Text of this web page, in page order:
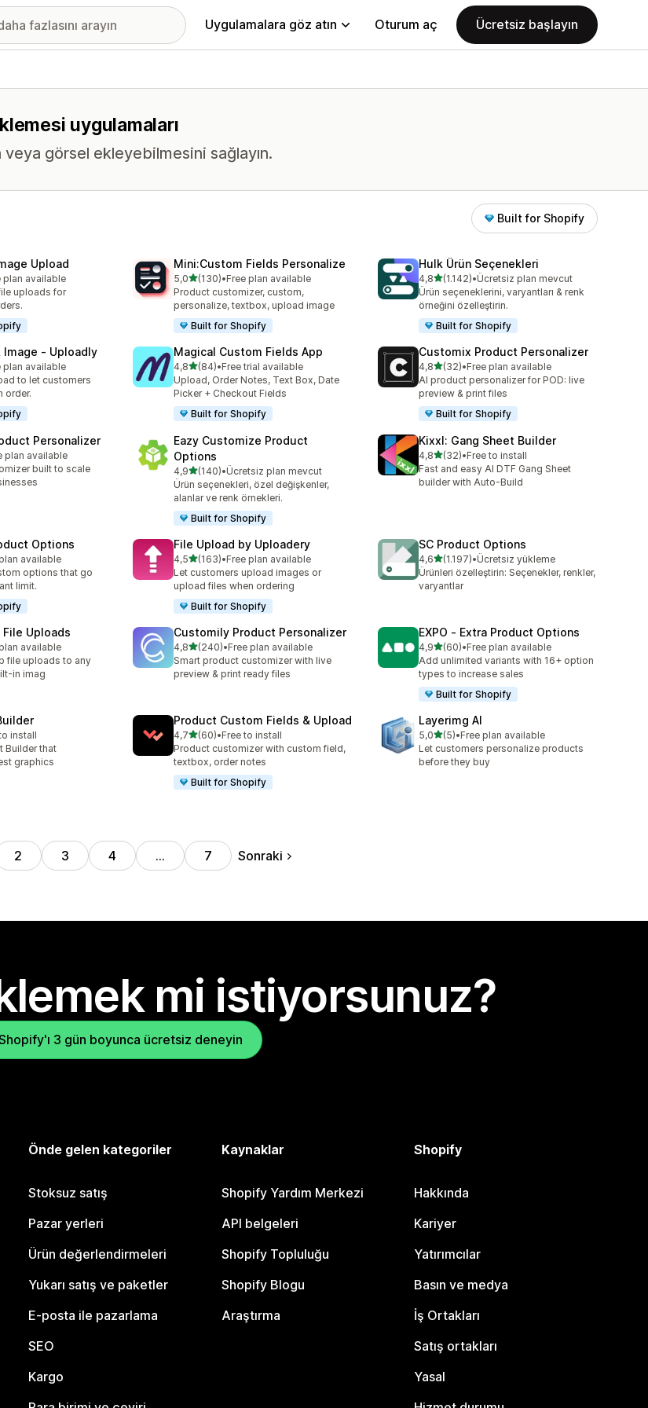
Uygulamalara göz atın Oturum aç Ücretsiz başlayın
uygulamaları
görsel ekleyebilmesini sağlayın.
Built for Shopify
Upload
plan available
uploads for
Mini:Custom Fields Personalize
5,05 yıldız üzerinden
(130)
toplam 130 değerlendirme
•Free plan available
Product customizer, custom,
personalize, textbox, upload image
Built for Shopify
Hulk Ürün Seçenekleri
4,85 yıldız üzerinden
(1.142)
toplam 1142 değerlendirme
•Ücretsiz plan mevcut
Ürün seçeneklerini, varyantları & renk
örneğini özelleştirin.
Built for Shopify
Image ‑ Uploadly
plan available
to let customers
order.
Magical Custom Fields App
4,85 yıldız üzerinden
(84)
toplam 84 değerlendirme
•Free trial available
Upload, Order Notes, Text Box, Date
Picker + Checkout Fields
Built for Shopify
Customix Product Personalizer
4,85 yıldız üzerinden
(32)
toplam 32 değerlendirme
•Free plan available
AI product personalizer for POD: live
preview & print files
Built for Shopify
Personalizer
plan available
built to scale
Eazy Customize Product
Options
4,95 yıldız üzerinden
(140)
toplam 140 değerlendirme
•Ücretsiz plan mevcut
Ürün seçenekleri, özel değişkenler,
alanlar ve renk örnekleri.
Built for Shopify
Kixxl: Gang Sheet Builder
4,85 yıldız üzerinden
(32)
toplam 32 değerlendirme
•Free to install
Fast and easy AI DTF Gang Sheet
builder with Auto-Build
Options
available
options that go
limit.
File Upload by Uploadery
4,55 yıldız üzerinden
(163)
toplam 163 değerlendirme
•Free plan available
Let customers upload images or
upload files when ordering
Built for Shopify
SC Product Options
4,65 yıldız üzerinden
(1.197)
toplam 1197 değerlendirme
•Ücretsiz yükleme
Ürünleri özelleştirin: Seçenekler, renkler,
varyantlar
Uploads
available
file uploads to any
in imag
Customily Product Personalizer
4,85 yıldız üzerinden
(240)
toplam 240 değerlendirme
•Free plan available
Smart product customizer with live
preview & print ready files
EXPO ‑ Extra Product Options
4,95 yıldız üzerinden
(60)
toplam 60 değerlendirme
•Free plan available
Add unlimited variants with 16+ option
types to increase sales
Built for Shopify
install
Builder that
graphics
Product Custom Fields & Upload
4,75 yıldız üzerinden
(60)
toplam 60 değerlendirme
•Free to install
Product customizer with custom field,
textbox, order notes
Built for Shopify
Layerimg AI
5,05 yıldız üzerinden
(5)
toplam 5 değerlendirme
•Free plan available
Let customers personalize products
before they buy
2 3 4 … 7 Sonraki
mi istiyorsunuz?
3 gün boyunca ücretsiz deneyin
Önde gelen kategoriler
Stoksuz satış
Pazar yerleri
Ürün değerlendirmeleri
Yukarı satış ve paketler
E-posta ile pazarlama
SEO
Kargo
Kaynaklar
Shopify Yardım Merkezi
API belgeleri
Shopify Topluluğu
Shopify Blogu
Araştırma
Shopify
Hakkında
Kariyer
Yatırımcılar
Basın ve medya
İş Ortakları
Satış ortakları
Yasal